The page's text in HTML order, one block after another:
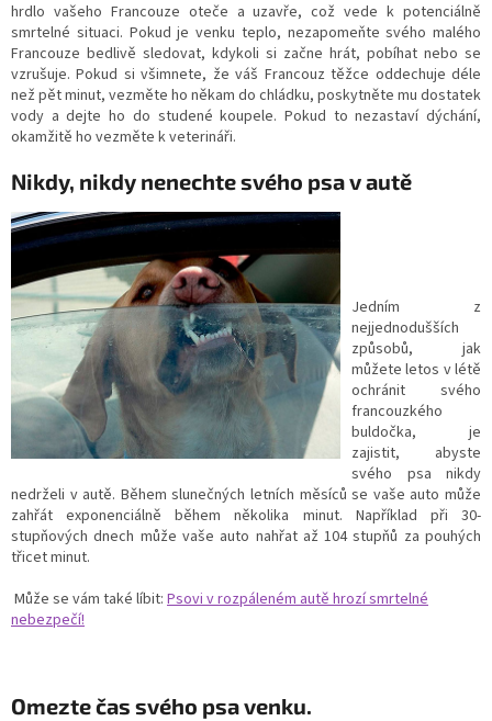
hrdlo vašeho Francouze oteče a uzavře, což vede k potenciálně
smrtelné situaci. Pokud je venku teplo, nezapomeňte svého malého
Francouze bedlivě sledovat, kdykoli si začne hrát, pobíhat nebo se
vzrušuje. Pokud si všimnete, že váš Francouz těžce oddechuje déle
než pět minut, vezměte ho někam do chládku, poskytněte mu dostatek
vody a dejte ho do studené koupele. Pokud to nezastaví dýchání,
okamžitě ho vezměte k veterináři.
Nikdy, nikdy nenechte svého psa v autě
Jedním z
nejjednodušších
způsobů, jak
můžete letos v létě
ochránit svého
francouzkého
buldočka, je
zajistit, abyste
svého psa nikdy
nedrželi v autě. Během slunečných letních měsíců se vaše auto může
zahřát exponenciálně během několika minut. Například při 30-
stupňových dnech může vaše auto nahřat až 104 stupňů za pouhých
třicet minut.
Může se vám také líbit: Psovi v rozpáleném autě hrozí smrtelné
nebezpečí!
Omezte čas svého psa venku.